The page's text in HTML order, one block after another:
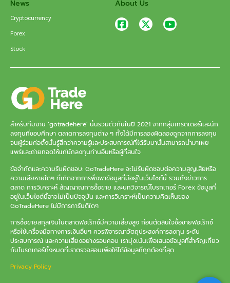
News
Cryptocurrency
Forex
Stock
About Us
สำหรับทีมงาน ‘gotradehere’ นั้นรวมตัวกันในปี 2021 จากกลุ่มเทรดเดอร์และนัก
ลงทุนที่ชอบศึกษา ตลาดการลงทุนต่าง ๆ ทั้งได้มีการลองผิดลองถูกจากการลงทุน
จนผู้ร่วมก่อตั้งนั้นรู้สึกว่าความรู้และประสบการณ์ที่ได้รับมานั้นสามารถนำมาเผย
แพร่และถ่ายทอดให้แก่นักลงทุนท่านอื่นหรือผู้ที่สนใจ
ข้อจำกัดและความรับผิดชอบ: GoTradeHere จะไม่รับผิดชอบต่อความสูญเสียหรือ
ความเสียหายใดๆ ที่เกิดจากการพึ่งพาข้อมูลที่มีอยู่ในเว็บไซต์นี้ รวมถึงข่าวการ
ตลาด การวิเคราะห์ สัญญาณการซื้อขาย และบทวิจารณ์โบรกเกอร์ Forex ข้อมูลที่
อยู่ในเว็บไซต์นี้อาจไม่เป็นปัจจุบัน และการวิเคราะห์เป็นความคิดเห็นของ
GoTradeHere ไม่มีการการันตีใดๆ
การซื้อขายสกุลเงินในตลาดฟอเร็กซ์มีความเสี่ยงสูง ก่อนตัดสินใจซื้อขายฟอเร็กซ์
หรือใช้เครื่องมือทางการเงินอื่นๆ ควรพิจารณาวัตถุประสงค์การลงทุน ระดับ
ประสบการณ์ และความเสี่ยงอย่างรอบคอบ เรามุ่งเน้นเพื่อเสนอข้อมูลที่สำคัญเกี่ยว
กับโบรกเกอร์ทั้งหมดที่เราตรวจสอบเพื่อให้ได้ข้อมูลที่ถูกต้องที่สุด
Privacy Policy